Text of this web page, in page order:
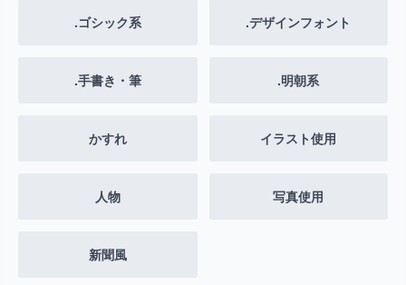
.ゴシック系 .デザインフォント
.手書き・筆 .明朝系
かすれ イラスト使用
人物 写真使用
新聞風